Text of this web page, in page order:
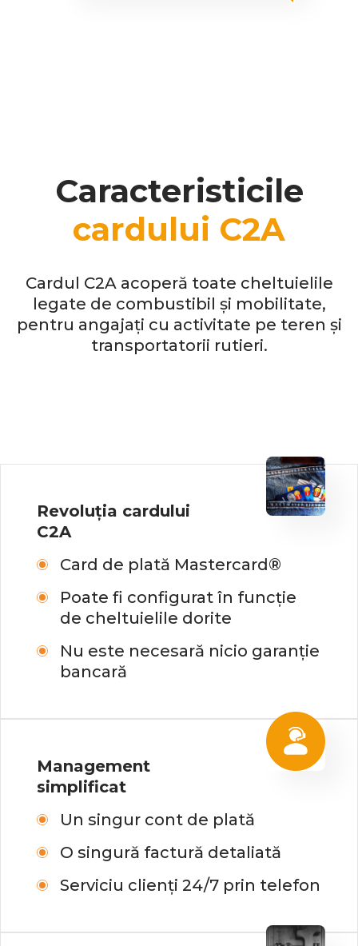
Caracteristicile
cardului C2A
Cardul C2A acoperă toate cheltuielile
legate de combustibil și mobilitate,
pentru angajați cu activitate pe teren și
transportatorii rutieri.
Revoluția cardului
C2A
Card de plată Mastercard®
Poate fi configurat în funcție
de cheltuielile dorite
Nu este necesară nicio garanție
bancară
Management
simplificat
Un singur cont de plată
O singură factură detaliată
Serviciu clienți 24/7 prin telefon